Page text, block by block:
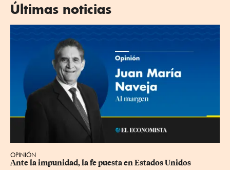
Últimas noticias
OPINIÓN
Ante la impunidad, la fe puesta en Estados Unidos